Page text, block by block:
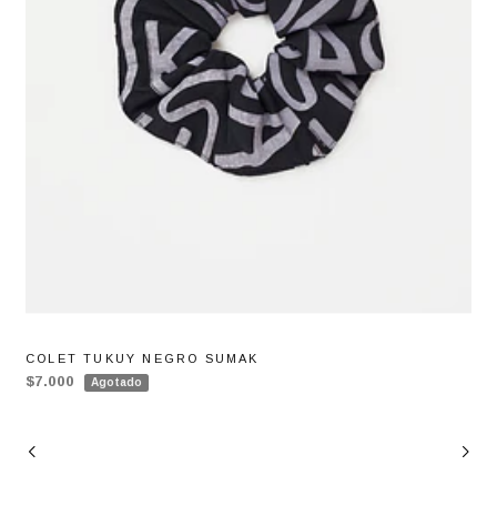
COLET TUKUY NEGRO SUMAK
$7.000 Agotado